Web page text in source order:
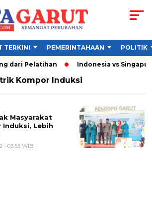
TERKINI PEMERINTAHAAN POLITIK
dari Pelatihan Indonesia vs
Kompor Induksi
Masyarakat
Induksi, Lebih
- 03:55 WIB